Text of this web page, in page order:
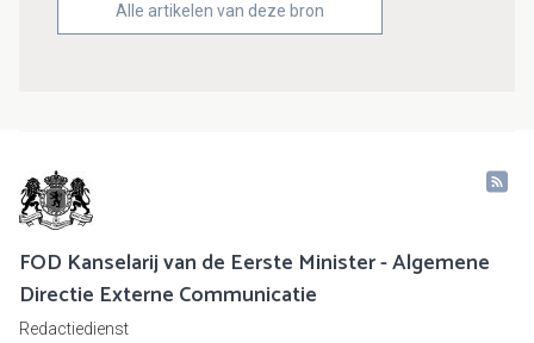
Alle artikelen van deze bron
FOD Kanselarij van de Eerste Minister - Algemene
Directie Externe Communicatie
Redactiedienst